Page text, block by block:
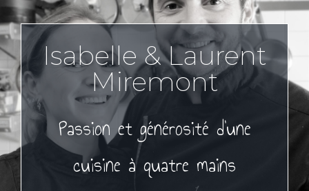
Isabelle & Laurent
Miremont
Passion et générosité d’une
cuisine à quatre mains